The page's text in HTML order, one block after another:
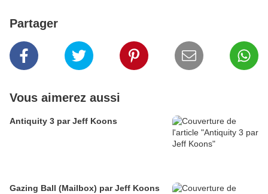
Partager
Vous aimerez aussi
Antiquity 3 par Jeff Koons
Gazing Ball (Mailbox) par Jeff Koons